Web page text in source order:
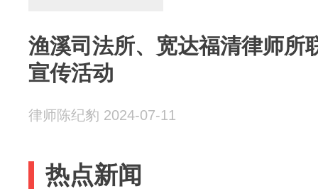
渔溪司法所、宽达福清律师所
宣传活动
律师陈纪豹 2024-07-11
热点新闻